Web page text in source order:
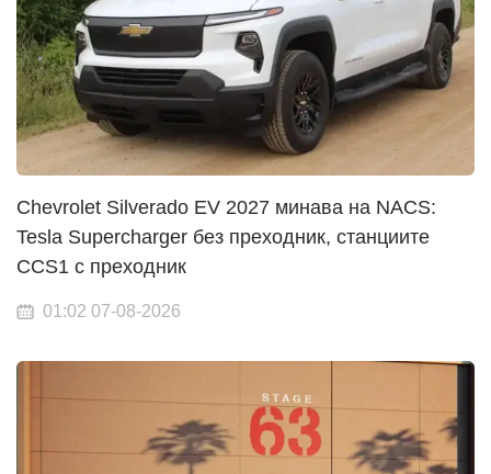
Chevrolet Silverado EV 2027 минава на NACS:
Tesla Supercharger без преходник, станциите
CCS1 с преходник
01:02 07-08-2026